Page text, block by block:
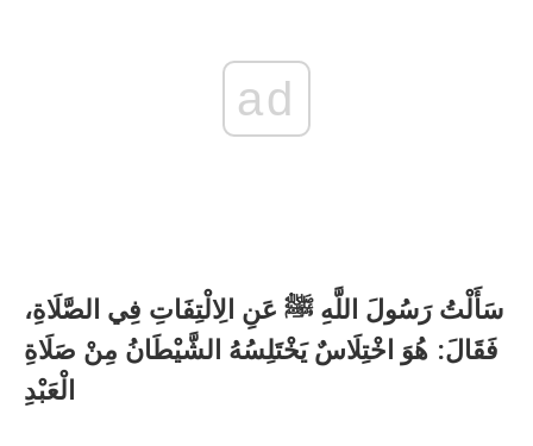
ad
سَأَلْتُ رَسُولَ اللَّهِ ﷺ عَنِ الِالْتِفَاتِ فِي الصَّلَاةِ،
فَقَالَ: هُوَ اخْتِلَاسٌ يَخْتَلِسُهُ الشَّيْطَانُ مِنْ صَلَاةِ
الْعَبْدِ